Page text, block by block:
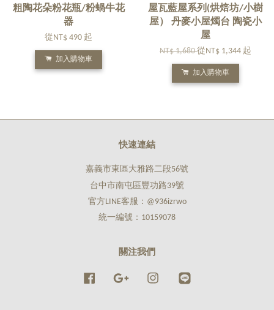
粗陶花朵粉花瓶/粉蝸牛花
器
從 NT$ 490 起
加入購物車
屋瓦藍屋系列(烘焙坊/小樹
屋） 丹麥小屋燭台 陶瓷小
屋
NT$ 1,680從 NT$ 1,344 起
加入購物車
快速連結
嘉義市東區大雅路二段56號
台中市南屯區豐功路39號
官方LINE客服：@936izrwo
統一編號：10159078
關注我們
Facebook Google Instagram